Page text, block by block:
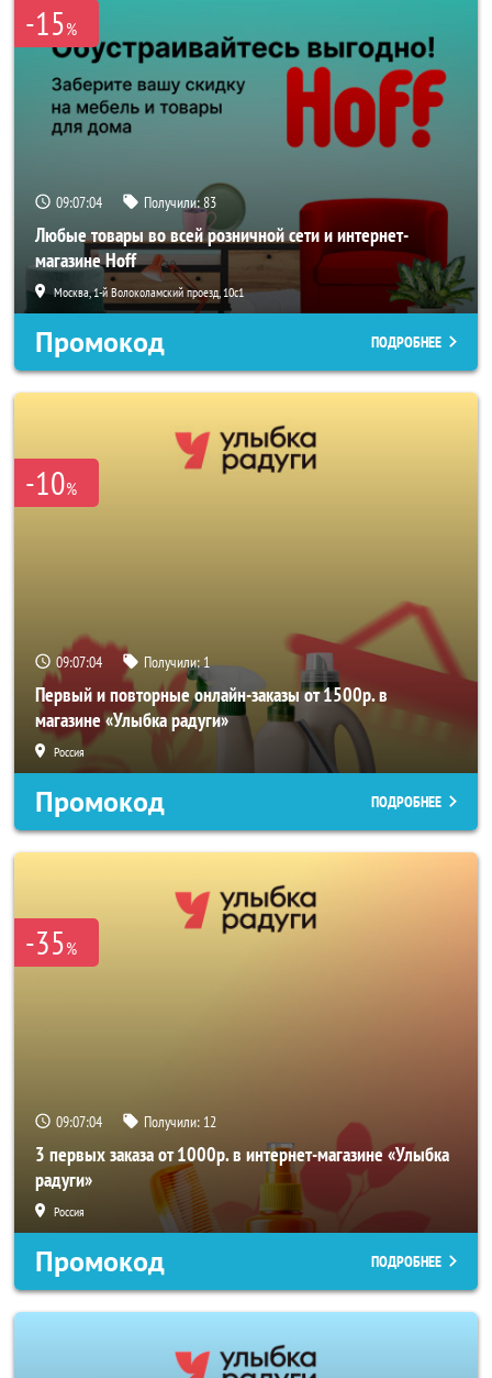
-15%
09:07:03 Получили:83
Любые товары во всей розничной сети и интернет-
магазине Hoff
Москва, 1-й Волоколамский проезд, 10с1
Промокод ПОДРОБНЕЕ
-10%
09:07:03 Получили:1
Первый и повторные онлайн-заказы от 1500р. в
магазине «Улыбка радуги»
Россия
Промокод ПОДРОБНЕЕ
-35%
09:07:03 Получили: 12
3 первых заказа от 1000р. в интернет-магазине «Улыбка
радуги»
Россия
Промокод ПОДРОБНЕЕ